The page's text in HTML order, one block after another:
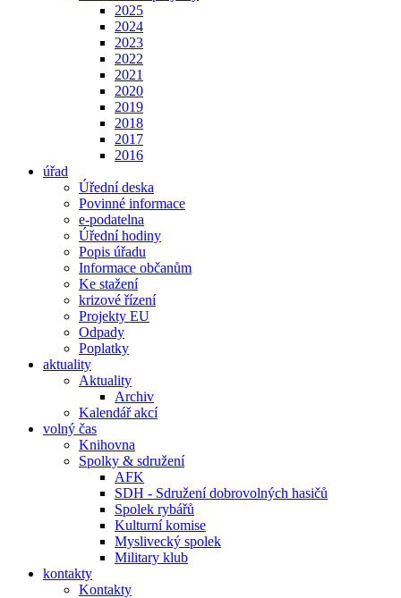
2025
2024
2023
2022
2021
2020
2019
2018
2017
2016
úřad
Úřední deska
Povinné informace
e-podatelna
Úřední hodiny
Popis úřadu
Informace občanům
Ke stažení
krizové řízení
Projekty EU
Odpady
Poplatky
aktuality
Aktuality
Archiv
Kalendář akcí
volný čas
Knihovna
Spolky & sdružení
AFK
SDH - Sdružení dobrovolných hasičů
Spolek rybářů
Kulturní komise
Myslivecký spolek
Military klub
kontakty
Kontakty